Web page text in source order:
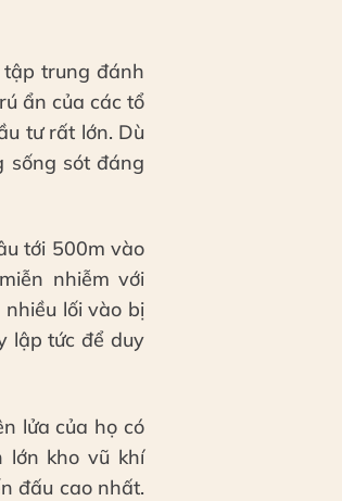
tập trung đánh
ẩn của các tổ
tư rất lớn. Dù
sống sót đáng
tới 500m vào
nhiễm với
lối vào bị
lập tức để duy
lửa của họ có
lớn kho vũ khí
đấu cao nhất.